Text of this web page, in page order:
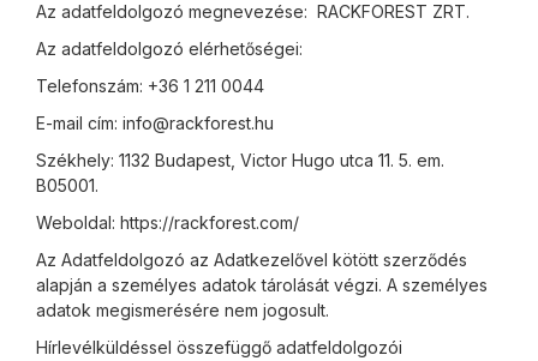
Az adatfeldolgozó megnevezése: RACKFOREST ZRT.
Az adatfeldolgozó elérhetőségei:
Telefonszám: +36 1 211 0044
E-mail cím: info@rackforest.hu
Székhely: 1132 Budapest, Victor Hugo utca 11. 5. em.
B05001.
Weboldal: https://rackforest.com/
Az Adatfeldolgozó az Adatkezelővel kötött szerződés
alapján a személyes adatok tárolását végzi. A személyes
adatok megismerésére nem jogosult.
Hírlevélküldéssel összefüggő adatfeldolgozói